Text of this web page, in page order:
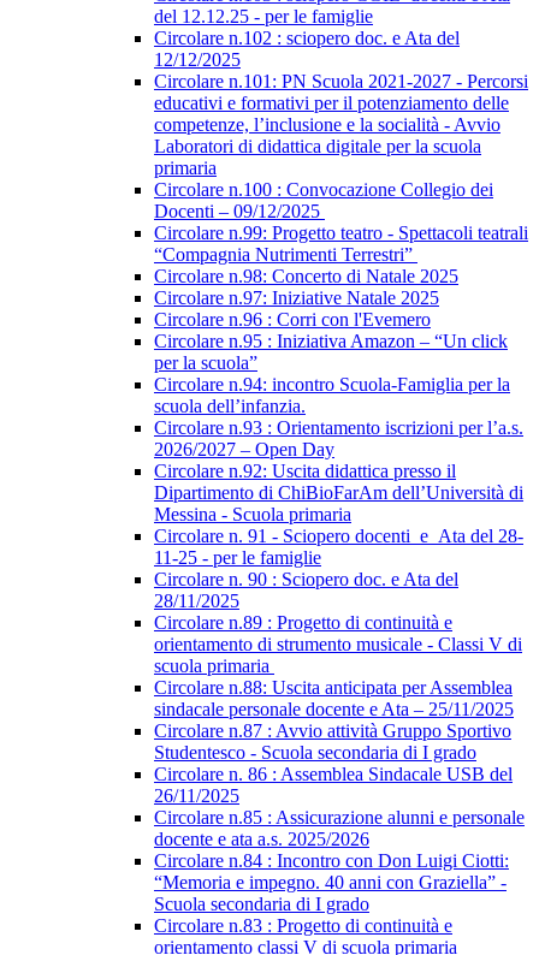
del 12.12.25 - per le famiglie
Circolare n.102 : sciopero doc. e Ata del
12/12/2025
Circolare n.101: PN Scuola 2021-2027 - Percorsi
educativi e formativi per il potenziamento delle
competenze, l’inclusione e la socialità - Avvio
Laboratori di didattica digitale per la scuola
primaria
Circolare n.100 : Convocazione Collegio dei
Docenti – 09/12/2025
Circolare n.99: Progetto teatro - Spettacoli teatrali
“Compagnia Nutrimenti Terrestri”
Circolare n.98: Concerto di Natale 2025
Circolare n.97: Iniziative Natale 2025
Circolare n.96 : Corri con l'Evemero
Circolare n.95 : Iniziativa Amazon – “Un click
per la scuola”
Circolare n.94: incontro Scuola-Famiglia per la
scuola dell’infanzia.
Circolare n.93 : Orientamento iscrizioni per l’a.s.
2026/2027 – Open Day
Circolare n.92: Uscita didattica presso il
Dipartimento di ChiBioFarAm dell’Università di
Messina - Scuola primaria
Circolare n. 91 - Sciopero docenti_e_Ata del 28-
11-25 - per le famiglie
Circolare n. 90 : Sciopero doc. e Ata del
28/11/2025
Circolare n.89 : Progetto di continuità e
orientamento di strumento musicale - Classi V di
scuola primaria
Circolare n.88: Uscita anticipata per Assemblea
sindacale personale docente e Ata – 25/11/2025
Circolare n.87 : Avvio attività Gruppo Sportivo
Studentesco - Scuola secondaria di I grado
Circolare n. 86 : Assemblea Sindacale USB del
26/11/2025
Circolare n.85 : Assicurazione alunni e personale
docente e ata a.s. 2025/2026
Circolare n.84 : Incontro con Don Luigi Ciotti:
“Memoria e impegno. 40 anni con Graziella” -
Scuola secondaria di I grado
Circolare n.83 : Progetto di continuità e
orientamento classi V di scuola primaria